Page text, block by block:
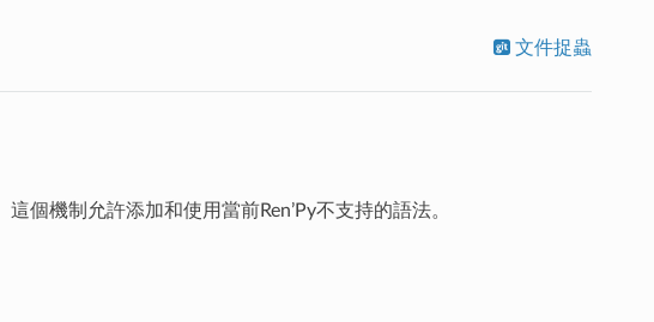
文件捉蟲
個機制允許添加和使用當前Ren’Py不支持的語法。